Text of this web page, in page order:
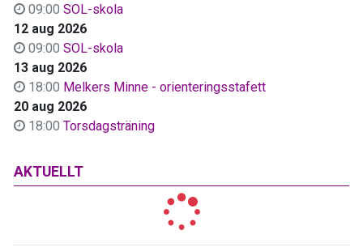
09:00 SOL-skola
12 aug 2026
09:00 SOL-skola
13 aug 2026
18:00 Melkers Minne - orienteringsstafett
20 aug 2026
18:00 Torsdagsträning
AKTUELLT